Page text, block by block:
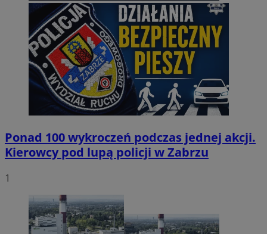
Ponad 100 wykroczeń podczas jednej akcji.
Kierowcy pod lupą policji w Zabrzu
1